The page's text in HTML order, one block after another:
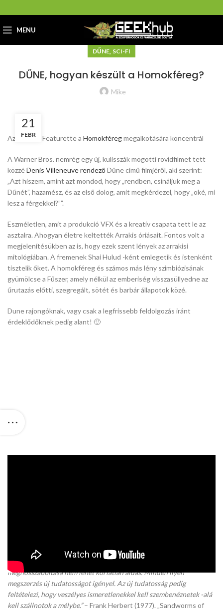
MENU
DŰNE, SCI-FI
DŰNE, hogyan készült a Homokféreg?
Mike
21
FEBR
Az új Dűne Featurette a Homokféregmegalkotására koncentrál
A Warner Bros. nemrég egy új, kulisszák mögötti rövidfilmet tett
közzéDenis Villeneuve rendezőDűne című filmjéről, aki szerint:
„Azt hiszem, amint azt mondod, hogy „rendben, csináljuk meg a
Dűnét”, hazamész, és az első dolog, amit megkérdezel, hogy „oké, mi
lesz a férgekkel?””.
Eszméletlen, amit a produkció VFX és a kreatív csapata tett le az
asztalra. Ahogyan életre keltették Arrakis óriásait. Fontos volt a
megjelenítésükben az is, hogy ezek szent lények az arrakisi
mitológiában. A fremenek Shai Hulud -ként emlegetik és istenként
tisztelik őket. A homokféreg és számos más lény szimbiózisának
gyümölcse a Fűszer, amely nélkül az emberiség visszasüllyedne az
űrutazás előtti, szegregált, sötét és barbár állapotok közé.
Dune rajongóknak, vagy csak a legfrissebb feldolgozás iránt
érdeklődőknek pedig alant! 🙂
ismerősnek és szükségesnek kell tűnniük, mint a saját húsod. Ezért
adom nektek a Dűne homokférgeit… az emberi élettartam
meghosszabbítása nem lehet korlátlan áldás. Minden ilyen
megszerzés új tudatosságot igényel. Az új tudatosság pedig
feltételezi, hogy veszélyes ismeretlenekkel kell szembenéznetek -alá
kell szállnotok a mélybe.”– Frank Herbert (1977). „Sandworms of